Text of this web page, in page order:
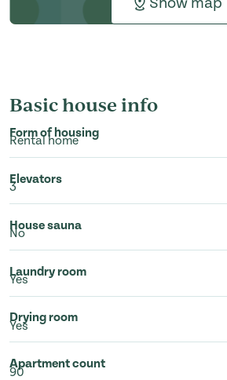
Show map
Basic house info
Form of housing
Rental home
Elevators
3
House sauna
No
Laundry room
Yes
Drying room
Yes
Apartment count
90